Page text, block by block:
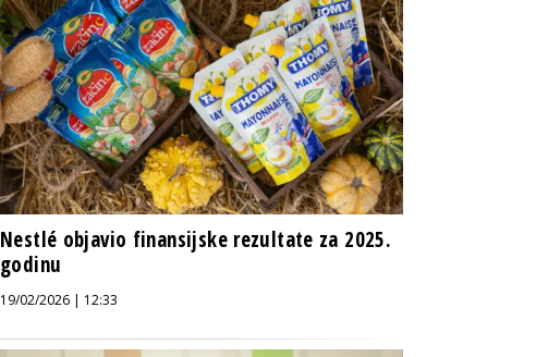
Nestlé objavio finansijske rezultate za 2025.
godinu
19/02/2026 | 12:33